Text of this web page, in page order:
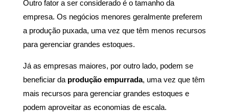
Outro fator a ser considerado é o tamanho da
empresa. Os negócios menores geralmente preferem
a produção puxada, uma vez que têm menos recursos
para gerenciar grandes estoques.
Já as empresas maiores, por outro lado, podem se
beneficiar da produção empurrada, uma vez que têm
mais recursos para gerenciar grandes estoques e
podem aproveitar as economias de escala.